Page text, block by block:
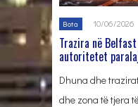
Bota 10/06/2026
Trazira në
autoritetet
Dhuna dhe
dhe zona të tjera